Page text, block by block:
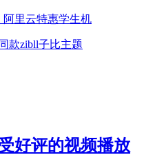
里云特惠学生机
款zibll子比主题
好评的视频播放